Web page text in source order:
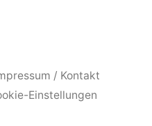
/ Kontakt
Einstellungen